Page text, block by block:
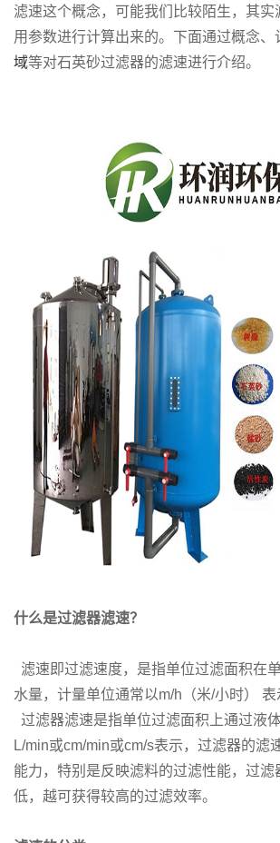
滤速这个概念，可能我们比较陌生，其实
用参数进行计算出来的。下面通过概念、
域等对石英砂过滤器的滤速进行介绍。
什么是过滤器滤速？
滤速即过滤速度，是指单位过滤面积在
水量，计量单位通常以m/h（米/小时） 表
过滤器滤速是指单位过滤面积上通过液
L/min或cm/min或cm/s表示，过滤器的滤
能力，特别是反映滤料的过滤性能，过滤
低，越可获得较高的过滤效率。